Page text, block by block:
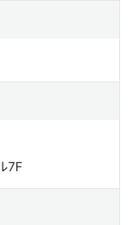
7F